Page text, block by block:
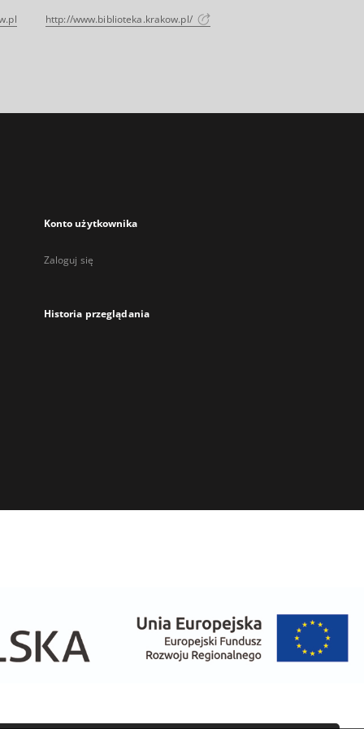
http://www.biblioteka.krakow.pl/
Konto użytkownika
Zaloguj się
Historia przeglądania